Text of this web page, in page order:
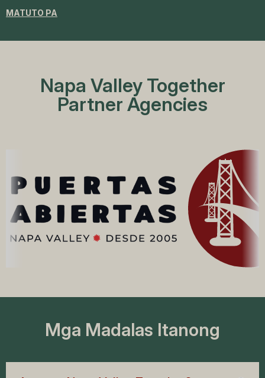
MATUTO PA
Napa Valley Together
Partner Agencies
Mga Madalas Itanong